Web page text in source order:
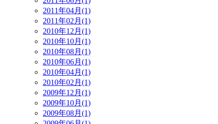
2011年04月(1)
2011年02月(1)
2010年12月(1)
2010年10月(1)
2010年08月(1)
2010年06月(1)
2010年04月(1)
2010年02月(1)
2009年12月(1)
2009年10月(1)
2009年08月(1)